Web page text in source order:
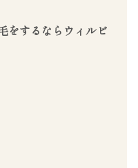
をするならウィルビ